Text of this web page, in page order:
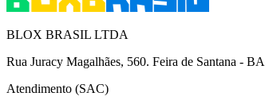
BLOX BRASIL LTDA
Rua Juracy Magalhães, 560. Feira de Santana - BA
Atendimento (SAC)